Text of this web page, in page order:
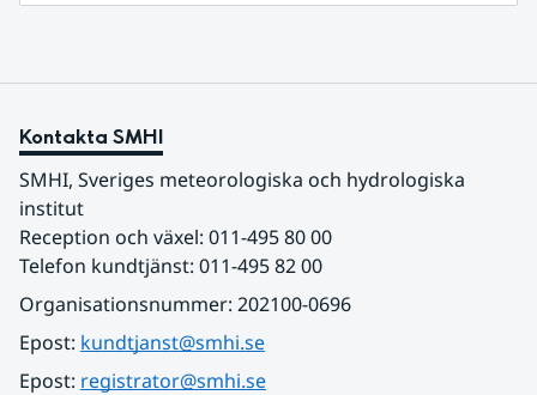
Kontakta SMHI
SMHI, Sveriges meteorologiska och hydrologiska
institut
Reception och växel: 011-495 80 00
Telefon kundtjänst: 011-495 82 00
Organisationsnummer: 202100-0696
Epost: kundtjanst@smhi.se
Epost: registrator@smhi.se